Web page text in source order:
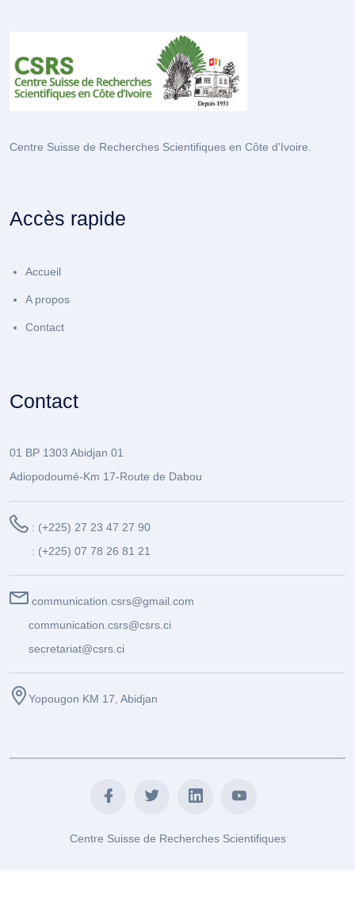
Centre Suisse de Recherches Scientifiques en Côte d'Ivoire.
Accès rapide
Accueil
A propos
Contact
Contact
01 BP 1303 Abidjan 01
Adiopodoumé-Km 17-Route de Dabou
: (+225) 27 23 47 27 90
: (+225) 07 78 26 81 21
communication.csrs@gmail.com
communication.csrs@csrs.ci
secretariat@csrs.ci
Yopougon KM 17, Abidjan
Centre Suisse de Recherches Scientifiques